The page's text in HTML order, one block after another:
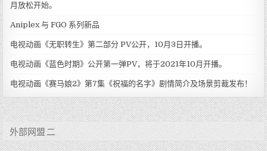
月放松开始。
Aniplex 与 FGO 系列新品
电视动画《无职转生》第二部分 PV公开，10月3日开播。
电视动画《蓝色时期》公开第一弹PV，将于2021年10月开播。
电视动画《赛马娘2》第7集《祝福的名字》剧情简介及场景剪裁发布！
外部网盟 二